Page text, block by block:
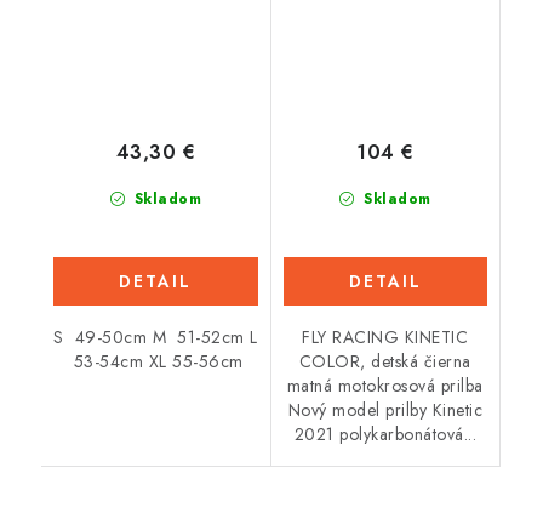
Skladom
43,30 €
DETAIL
S 49-50cm M 51-52cm L
53-54cm XL 55-56cm
Skladom
104 €
DETAIL
FLY RACING KINETIC
COLOR, detská čierna
matná motokrosová prilba
Nový model prilby Kinetic
2021 polykarbonátová...